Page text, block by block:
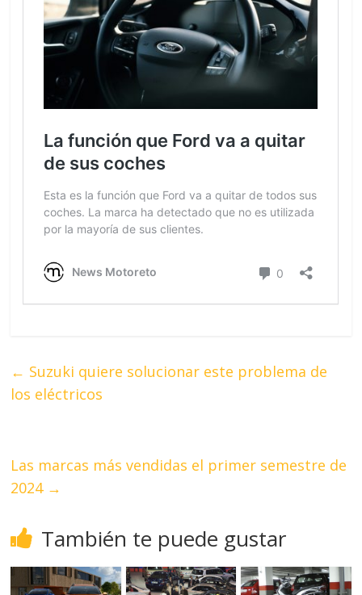
← Suzuki quiere solucionar este problema de
los eléctricos
Las marcas más vendidas el primer semestre de
2024 →
También te puede gustar